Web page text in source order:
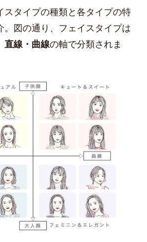
スタイプの種類と各タイプの特
。図の通り、フェイスタイプは
直線・曲線の軸で分類されま